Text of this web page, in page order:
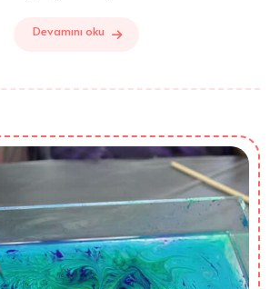
Devamını oku